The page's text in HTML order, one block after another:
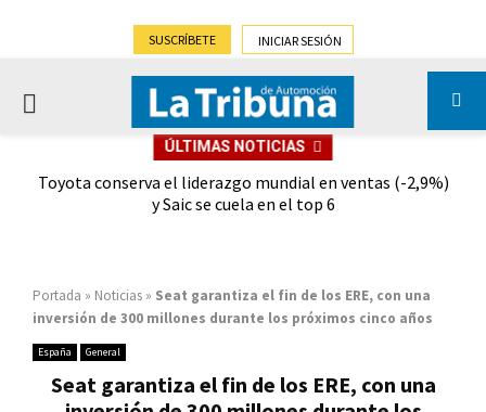
SUSCRÍBETE INICIAR SESIÓN
PRIMARY
ÚLTIMAS NOTICIAS
Toyota conserva el liderazgo mundial en ventas (-2,9%)
y Saic se cuela en el top 6
Portada » Noticias » Seat garantiza el fin de los ERE, con una
inversión de 300 millones durante los próximos cinco años
España General
Seat garantiza el fin de los ERE, con una